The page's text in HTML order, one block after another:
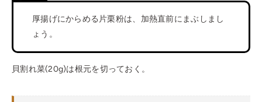
厚揚げにからめる片栗粉は、加熱直前にまぶしまし
ょう。
貝割れ菜(20g)は根元を切っておく。